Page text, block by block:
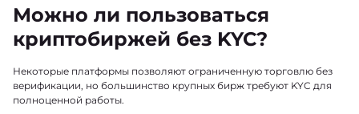
Можно ли пользоваться
криптобиржей без KYC?
Некоторые платформы позволяют ограниченную торговлю без
верификации, но большинство крупных бирж требуют KYC для
полноценной работы.